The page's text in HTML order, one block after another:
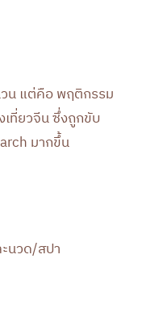
วน แต่คือ พฤติกรรม
ที่ยวจีน ซึ่งถูกขับ
มากขึ้น
นวด/สปา